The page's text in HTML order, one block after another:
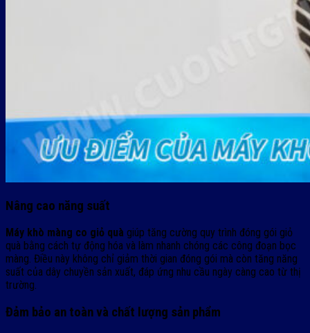
Nâng cao năng suất
Máy khò màng co giỏ quà giúp tăng cường quy trình đóng gói giỏ
quà bằng cách tự động hóa và làm nhanh chóng các công đoạn bọc
màng. Điều này không chỉ giảm thời gian đóng gói mà còn tăng năng
suất của dây chuyền sản xuất, đáp ứng nhu cầu ngày càng cao từ thị
trường.
Đảm bảo an toàn và chất lượng sản phẩm